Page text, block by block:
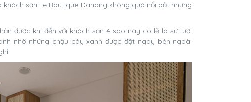
sạn Le Boutique Danang không quá nổi bật nhưng
được khi đến với khách sạn 4 sao này có lẽ là sự tươi
nhờ những chậu cây xanh được đặt ngay bên ngoài